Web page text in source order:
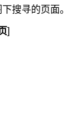
搜寻的页面。
]